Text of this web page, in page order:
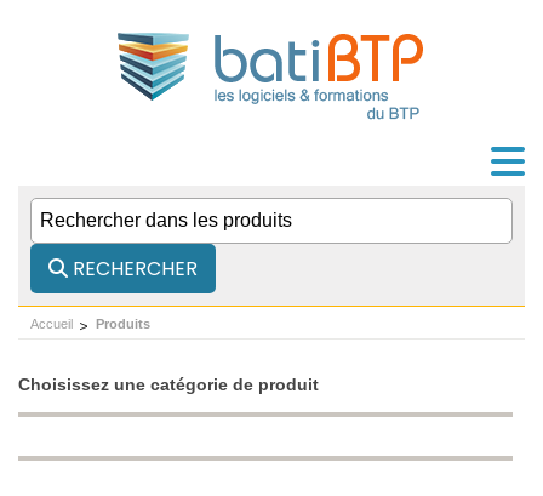
RECHERCHER
Accueil Produits
Choisissez une catégorie de produit